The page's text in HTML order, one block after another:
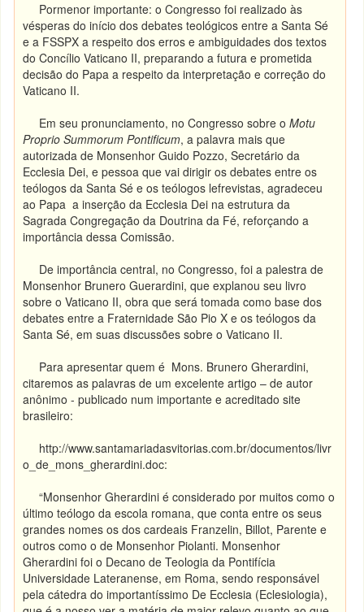
Pormenor importante: o Congresso foi realizado às
vésperas do início dos debates teológicos entre a Santa Sé
e a FSSPX a respeito dos erros e ambiguidades dos textos
do Concílio Vaticano II, preparando a futura e prometida
decisão do Papa a respeito da interpretação e correção do
Vaticano II.
Em seu pronunciamento, no Congresso sobre oMotu
Proprio Summorum Pontificum, a palavra mais que
autorizada de Monsenhor Guido Pozzo, Secretário da
Ecclesia Dei, e pessoa que vai dirigir os debates entre os
teólogos da Santa Sé e os teólogos lefrevistas, agradeceu
ao Papa a inserção da Ecclesia Dei na estrutura da
Sagrada Congregação da Doutrina da Fé, reforçando a
importância dessa Comissão.
De importância central, no Congresso, foi a palestra de
Monsenhor Brunero Guerardini, que explanou seu livro
sobre o Vaticano II, obra que será tomada como base dos
debates entre a Fraternidade São Pio X e os teólogos da
Santa Sé, em suas discussões sobre o Vaticano II.
Para apresentar quem é Mons. Brunero Gherardini,
citaremos as palavras de um excelente artigo – de autor
anônimo - publicado num importante e acreditado site
brasileiro:
http://www.santamariadasvitorias.com.br/documentos/livr
o_de_mons_gherardini.doc:
“Monsenhor Gherardini é considerado por muitos como o
último teólogo da escola romana, que conta entre os seus
grandes nomes os dos cardeais Franzelin, Billot, Parente e
outros como o de Monsenhor Piolanti. Monsenhor
Gherardini foi o Decano de Teologia da Pontifícia
Universidade Lateranense, em Roma, sendo responsável
pela cátedra do importantíssimo De Ecclesia (Eclesiologia),